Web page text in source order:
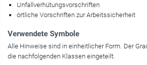
Unfallverhütungsvorschriften
örtliche Vorschriften zur Arbeitssicherheit
Verwendete Symbole
Alle Hinweise sind in einheitlicher Form. Der
die nachfolgenden Klassen eingeteilt.